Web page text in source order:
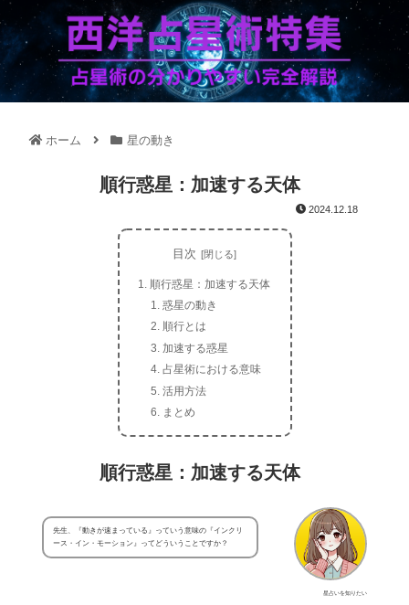
ホーム 星の動き
順行惑星：加速する天体
2024.12.18
目次
順行惑星：加速する天体
惑星の動き
順行とは
加速する惑星
占星術における意味
活用方法
まとめ
順行惑星：加速する天体
星占いを知りたい
先生、『動きが速まっている』っていう意味の『インクリ
ース・イン・モーション』ってどういうことですか？